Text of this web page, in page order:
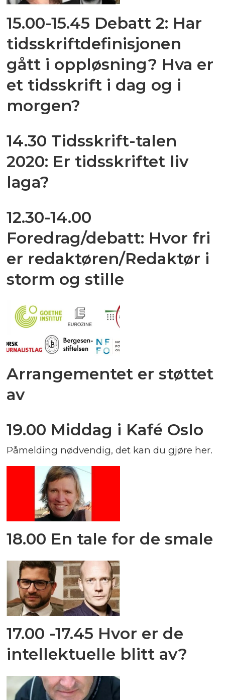
15.00-15.45 Debatt 2: Har
tidsskriftdefinisjonen
gått i oppløsning? Hva er
et tidsskrift i dag og i
morgen?
14.30 Tidsskrift-talen
2020: Er tidsskriftet liv
laga?
12.30-14.00
Foredrag/debatt: Hvor fri
er redaktøren/Redaktør i
storm og stille
Arrangementet er støttet
av
19.00 Middag i Kafé Oslo
Påmelding nødvendig, det kan du gjøre her.
18.00 En tale for de smale
17.00 -17.45 Hvor er de
intellektuelle blitt av?